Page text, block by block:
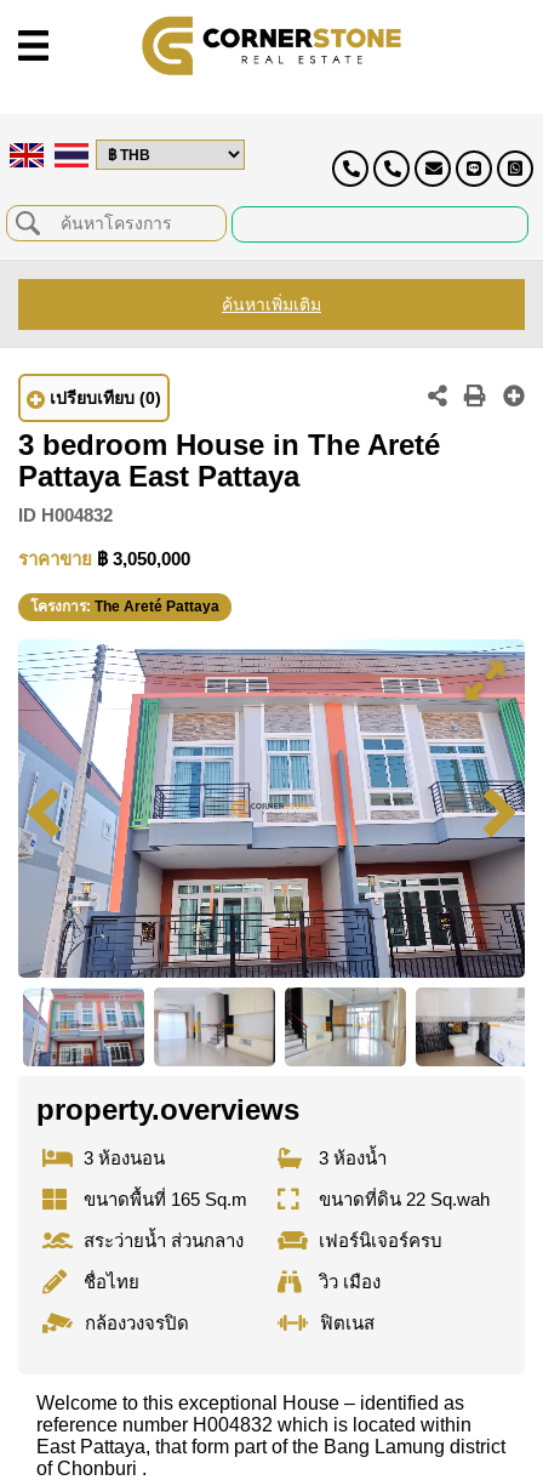
ค้นหาเพิ่มเติม
เปรียบเทียบ (0)
3 bedroom House in The Areté
Pattaya East Pattaya
ID H004832
ราคาขาย ฿ 3,050,000
โครงการ: The Areté Pattaya
property.overviews
3 ห้องนอน
3 ห้องน้ำ
ขนาดพื้นที่ 165 Sq.m
ขนาดที่ดิน 22 Sq.wah
สระว่ายน้ำ ส่วนกลาง
เฟอร์นิเจอร์ครบ
ชื่อไทย
วิว เมือง
กล้องวงจรปิด
ฟิตเนส
Welcome to this exceptional House – identified as
reference number H004832 which is located within
East Pattaya, that form part of the Bang Lamung district
of Chonburi .